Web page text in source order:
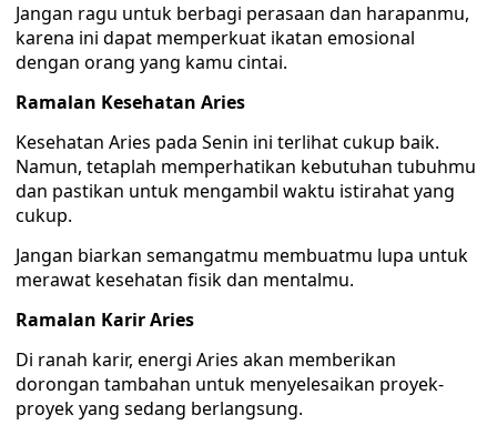
Jangan ragu untuk berbagi perasaan dan harapanmu,
karena ini dapat memperkuat ikatan emosional
dengan orang yang kamu cintai.
Ramalan Kesehatan Aries
Kesehatan Aries pada Senin ini terlihat cukup baik.
Namun, tetaplah memperhatikan kebutuhan tubuhmu
dan pastikan untuk mengambil waktu istirahat yang
cukup.
Jangan biarkan semangatmu membuatmu lupa untuk
merawat kesehatan fisik dan mentalmu.
Ramalan Karir Aries
Di ranah karir, energi Aries akan memberikan
dorongan tambahan untuk menyelesaikan proyek-
proyek yang sedang berlangsung.